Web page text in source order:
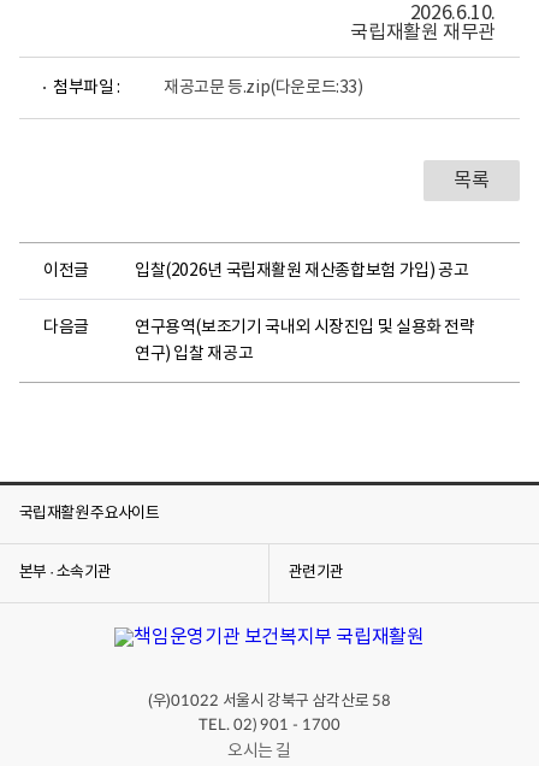
2026.6.10.
국립재활원 재무관
첨부파일 : 재공고문 등.zip(다운로드:33)
목록
이전글 입찰(2026년 국립재활원 재산종합보험 가입) 공고
다음글
연구용역(보조기기 국내외 시장진입 및 실용화 전략
연구) 입찰 재공고
국립재활원 주요사이트
본부 · 소속기관 관련기관
(우)01022 서울시 강북구 삼각산로 58
TEL. 02) 901 - 1700
오시는 길